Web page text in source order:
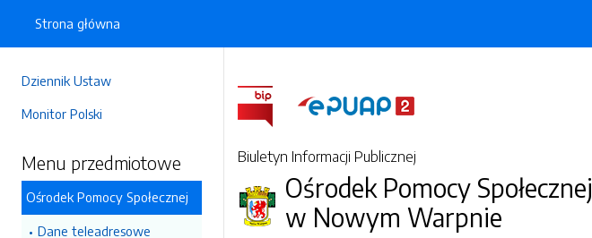
Dziennik Ustaw
Monitor Polski
Menu przedmiotowe
Ośrodek Pomocy Społecznej
Dane teleadresowe
Strona główna
Biuletyn Informacji Publicznej
Ośrodek Pomocy Społecznej
w Nowym Warpnie